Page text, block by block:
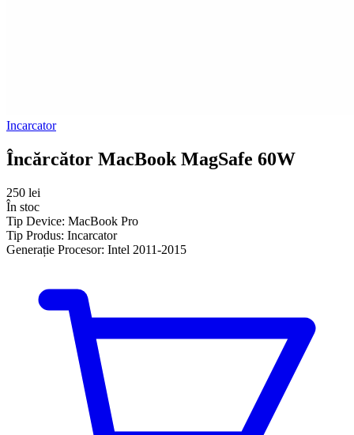
Incarcator
Încărcător MacBook MagSafe 60W
250 lei
În stoc
Tip Device: MacBook Pro
Tip Produs: Incarcator
Generație Procesor: Intel 2011-2015